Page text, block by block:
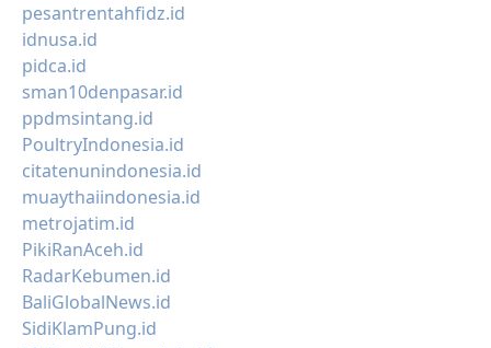
pesantrentahfidz.id
idnusa.id
pidca.id
sman10denpasar.id
ppdmsintang.id
PoultryIndonesia.id
citatenunindonesia.id
muaythaiindonesia.id
metrojatim.id
PikiRanAceh.id
RadarKebumen.id
BaliGlobalNews.id
SidiKlamPung.id